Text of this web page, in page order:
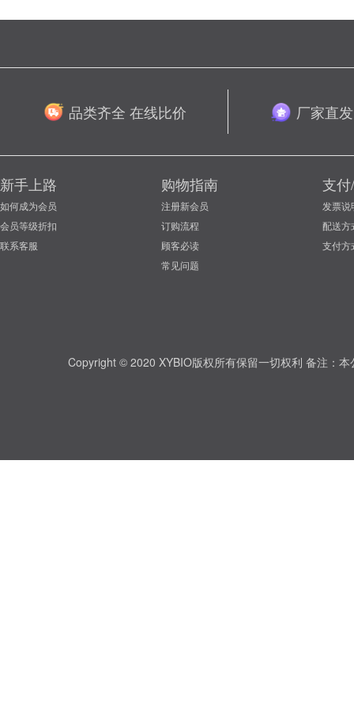
品类齐全 在线比价 厂家直
新手上路
如何成为会员
会员等级折扣
联系客服
购物指南
注册新会员
订购流程
顾客必读
常见问题
支
发票说
配送方
支付方
Copyright © 2020 XYBIO版权所有保留一切权利 备注：